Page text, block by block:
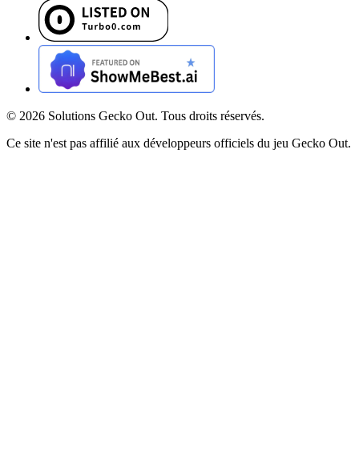
© 2026 Solutions Gecko Out. Tous droits réservés.
Ce site n'est pas affilié aux développeurs officiels du jeu Gecko Out.